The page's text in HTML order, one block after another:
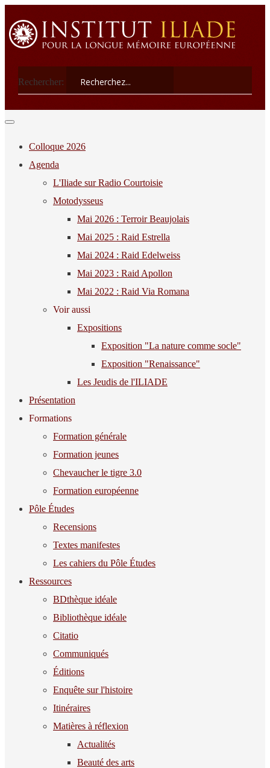
Rechercher:
Colloque 2026
Agenda
L'Iliade sur Radio Courtoisie
Motodysseus
Mai 2026 : Terroir Beaujolais
Mai 2025 : Raid Estrella
Mai 2024 : Raid Edelweiss
Mai 2023 : Raid Apollon
Mai 2022 : Raid Via Romana
Voir aussi
Expositions
Exposition "La nature comme socle"
Exposition "Renaissance"
Les Jeudis de l'ILIADE
Présentation
Formations
Formation générale
Formation jeunes
Chevaucher le tigre 3.0
Formation européenne
Pôle Études
Recensions
Textes manifestes
Les cahiers du Pôle Études
Ressources
BDthèque idéale
Bibliothèque idéale
Citatio
Communiqués
Éditions
Enquête sur l'histoire
Itinéraires
Matières à réflexion
Actualités
Beauté des arts